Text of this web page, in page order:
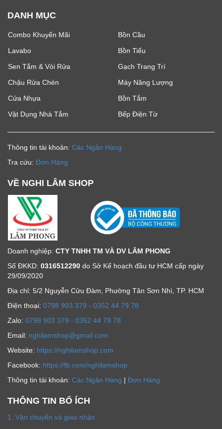
DANH MỤC
Combo Khuyến Mãi
Bồn Cầu
Lavabo
Bồn Tiểu
Sen Tắm & Vòi Rửa
Gạch Trang Trí
Chậu Rửa Chén
Máy Năng Lượng
Cửa Nhựa
Bồn Tắm
Vật Dụng Nhà Tắm
Bếp Điện Từ
Thông tin tài khoản: Các Ngân Hàng
Tra cứu: Đơn Hàng
VỀ NGHI LÂM SHOP
Doanh nghiệp: CTY TNHH TM VÀ DV LÂM PHONG
Số ĐKKD: 0316512290 do Sở Kế hoạch đầu tư HCM cấp ngày
29/09/2020
Địa chỉ: 5/2 Nguyễn Cửu Đàm, Phường Tân Sơn Nhì, TP. HCM
Ðiện thoại: 0798 903 379 - 0352 44 79 78
Zalo: 0798 903 379 - 0352 44 79 78
Email: nghilamshop@gmail.com
Website: https://nghilamshop.com
Facebook: https://fb.com/nghilamshop
Thông tin tài khoản: Các Ngân Hàng | Đơn Hàng
THÔNG TIN BỔ ÍCH
1. Vận chuyển và giao nhận